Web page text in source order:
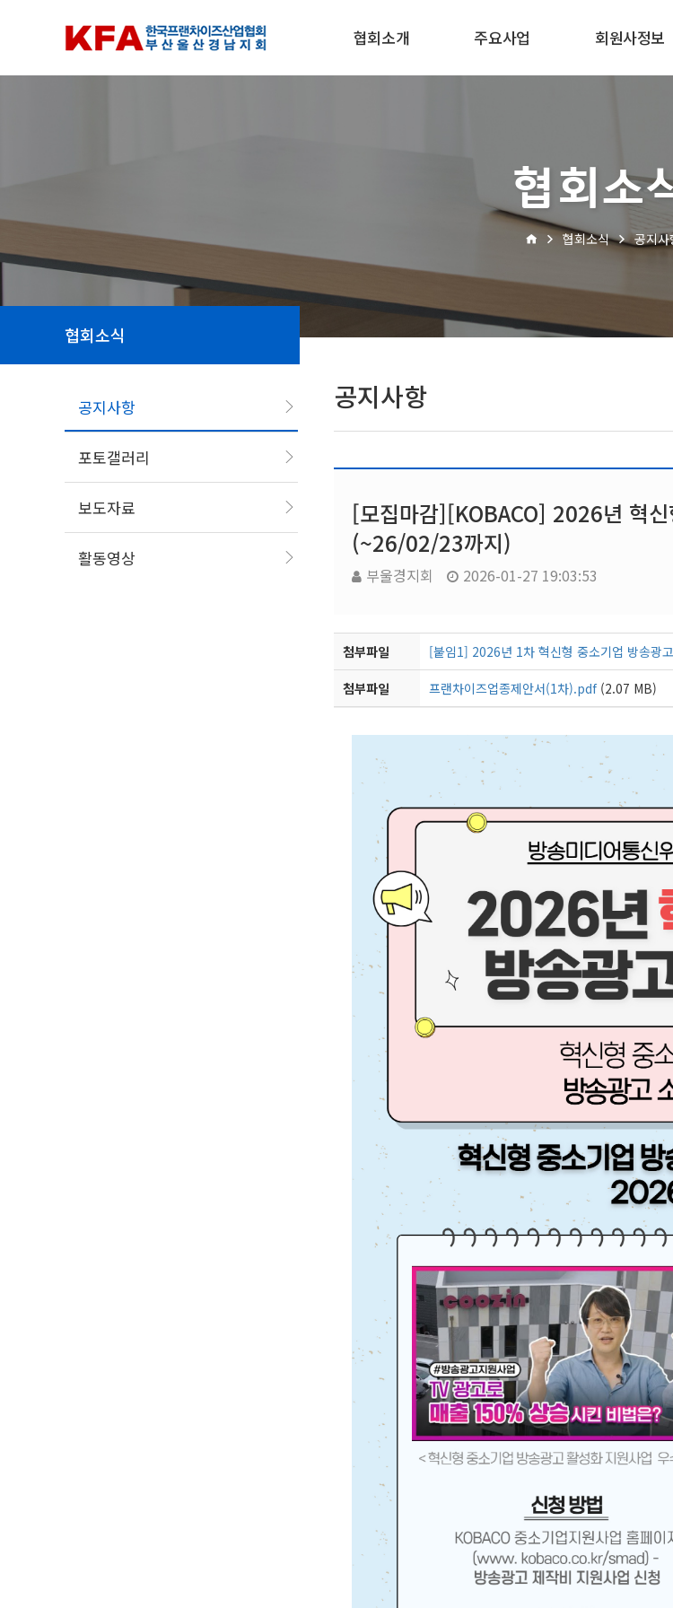
협회소개 주요사업 회원사정보
협회소
협회소식 공지사
협회소식
공지사항
포토갤러리
보도자료
활동영상
공지사항
[모집마감][KOBACO] 2026년 혁
(~26/02/23까지)
부울경지회 2026-01-27 19:03:53
첨부파일 [붙임1] 2026년 1차 혁신형 중소기업 방송광
첨부파일 프랜차이즈업종제안서(1차).pdf(2.07 MB)